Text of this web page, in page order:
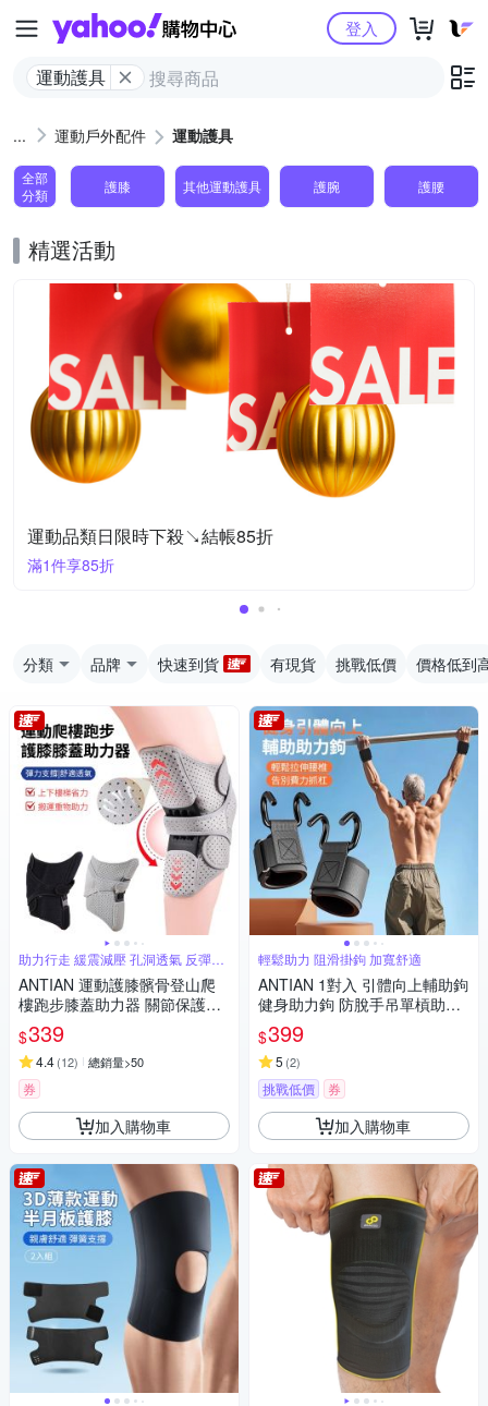
Yahoo購物中心
運動護具
登入
運動戶外配件 運動護具
全部
分類
護膝 其他運動護具 護腕 護腰
精選活動
運動品類日限時下殺↘結帳85折
滿1件享85折
分類 品牌 快速到貨 有現貨 挑戰低價 價格低到
助力行走 緩震減壓 孔洞透氣 反彈助
力
ANTIAN 運動護膝髕骨登山爬
樓跑步膝蓋助力器 關節保護彈
簧護具 護膝帶 深蹲起身省力器
$339
4.4(12) 總銷量>50
券
加入購物車
輕鬆助力 阻滑掛鉤 加寬舒適
ANTIAN 1對入 引體向上輔助鉤
健身助力鉤 防脫手吊單槓助力
鉤 單槓護腕勾 硬舉輔助器
$399
5 (2)
挑戰低價 券
加入購物車